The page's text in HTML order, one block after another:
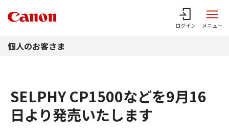
ログイン メニュー
個人のお客さま
SELPHY CP1500などを9月16
日より発売いたします